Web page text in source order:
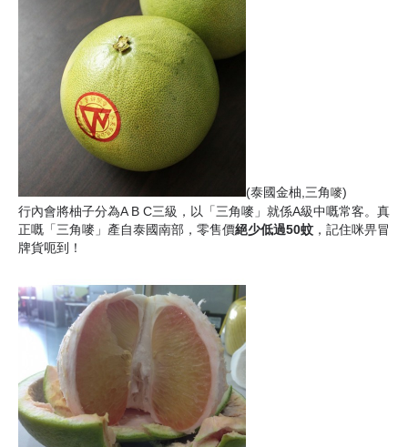
(泰國金柚,三角嘜)
行內會將柚子分為A B C三級，以「三角嘜」就係A級中嘅常客。真
正嘅「三角嘜」產自泰國南部，零售價絕少低過50蚊，記住咪畀冒
牌貨呃到！